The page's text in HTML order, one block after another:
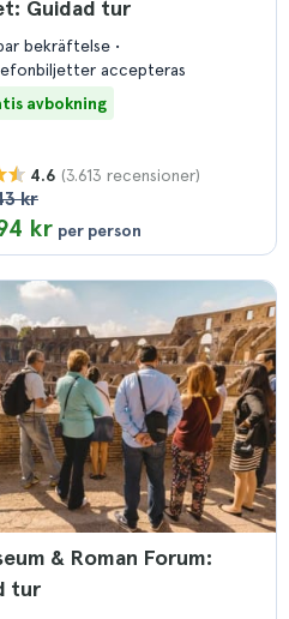
Guidad tur
bekräftelse
accepteras
avbokning
4.6 (3.613 recensioner)
kr
kr per person
& Roman Forum:
tur